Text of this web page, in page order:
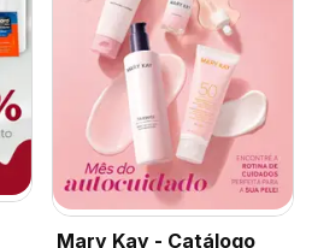
Mary Kay - Catálogo